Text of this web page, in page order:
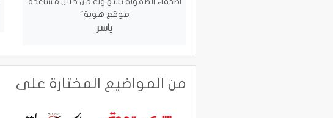
موقع هوية"
ياسر
من المواضيع المختارة على